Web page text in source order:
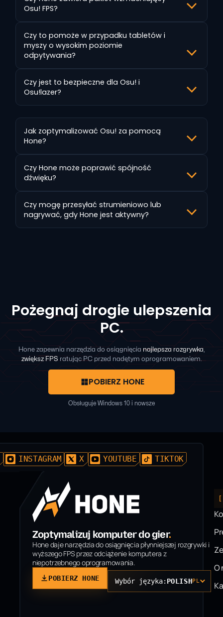
Osu! FPS?
Czy to pomoże w przypadku tabletów i
myszy o wysokim poziomie
odpytywania?
Czy jest to bezpieczne dla Osu! i
Osu!lazer?
Jak zoptymalizować Osu! za pomocą
Hone?
Czy Hone może poprawić spójność
dźwięku?
Czy mogę przesyłać strumieniowo lub
nagrywać, gdy Hone jest aktywny?
Pożegnaj drogie ulepszenia
PC.
Hone zapewnia narzędzia do osiągnięcia najlepsza rozgrywka
zwiększ FPS ratując PC przed nadętym oprogramowaniem.
POBIERZ HONE
Obsługuje Windows 10 i nowsze
INSTAGRAM X YOUTUBE TIKTOK
Zoptymalizuj komputer do gier.
Hone daje narzędzia do osiągnięcia płynniejszej rozgrywki i
wyższego FPS przez odciążenie komputera z
niepotrzebnego oprogramowania.
POBIERZ HONE Wybór języka: POLISHPL
O